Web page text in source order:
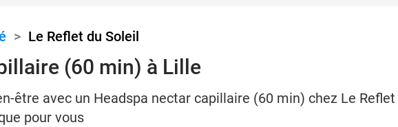
> Le Reflet du Soleil
(60 min) à Lille
être avec un Headspa nectar capillaire (60 min) chez Le Reflet
pour vous